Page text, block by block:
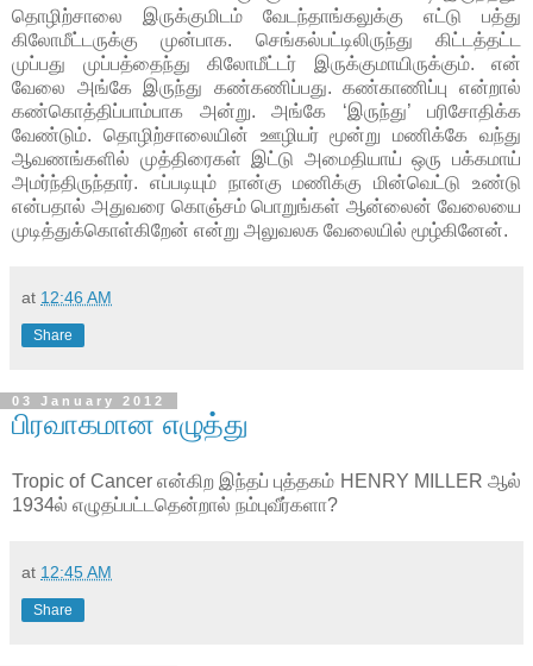
தொழிற்சாலை இருக்குமிடம் வேடந்தாங்கலுக்கு எட்டு பத்து
கிலோமீட்டருக்கு முன்பாக. செங்கல்பட்டிலிருந்து கிட்டத்தட்ட
முப்பது முப்பத்தைந்து கிலோமீட்டர் இருக்குமாயிருக்கும். என்
வேலை அங்கே இருந்து கண்கணிப்பது. கண்காணிப்பு என்றால்
கண்கொத்திப்பாம்பாக அன்று. அங்கே ‘இருந்து’ பரிசோதிக்க
வேண்டும். தொழிற்சாலையின் ஊழியர் மூன்று மணிக்கே வந்து
ஆவணங்களில் முத்திரைகள் இட்டு அமைதியாய் ஒரு பக்கமாய்
அமர்ந்திருந்தார். எப்படியும் நான்கு மணிக்கு மின்வெட்டு உண்டு
என்பதால் அதுவரை கொஞ்சம் பொறுங்கள் ஆன்லைன் வேலையை
முடித்துக்கொள்கிறேன் என்று அலுவலக வேலையில் மூழ்கினேன்.
at 12:46 AM
Share
03 January 2012
பிரவாகமான எழுத்து
Tropic of Cancer என்கிற இந்தப் புத்தகம் HENRY MILLER ஆல்
1934ல் எழுதப்பட்டதென்றால் நம்புவீர்களா?
at 12:45 AM
Share